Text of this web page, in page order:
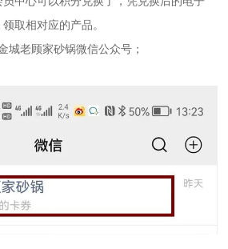
取相对应的产品。
城老顾家砂锅微信公众号；